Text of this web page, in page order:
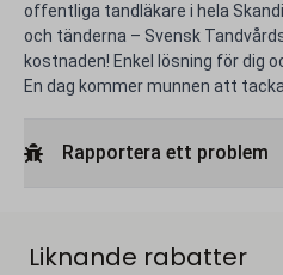
offentliga tandläkare i hela
och tänderna – Svensk
kostnaden! Enkel lösning för dig
En dag kommer munnen att
Rapportera ett problem
Liknande rabatter